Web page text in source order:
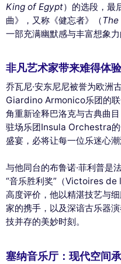
King of Egypt）的选段，最
曲》，又称《健忘者》（
一部充满幽默感与丰富想象力
非凡艺术家带来难得体验
乔瓦尼·安东尼尼被誉为欧洲
Giardino Armonico乐团的
角重新诠释巴洛克与古典曲
驻场乐团Insula Orchestra
盛宴，必将让每一位乐迷心潮
与他同台的布鲁诺·菲利普是
“音乐胜利奖”（Victoires
高度评价，他以精湛技艺与
家的携手，以及深谙古乐器
技并存的美妙时刻。
塞纳音乐厅：现代空间